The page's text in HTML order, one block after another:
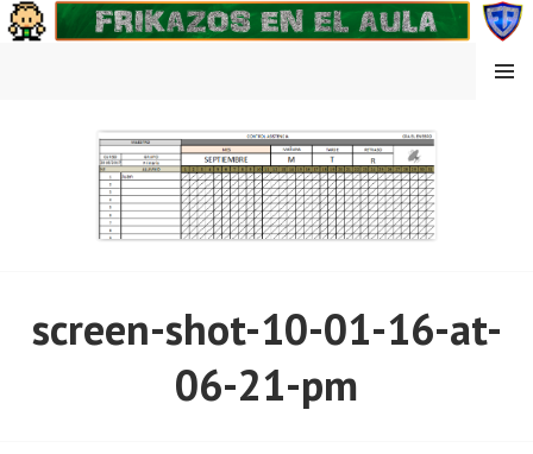
Saltar
al
MENÚ
screen-shot-10-01-16-at-
06-21-pm